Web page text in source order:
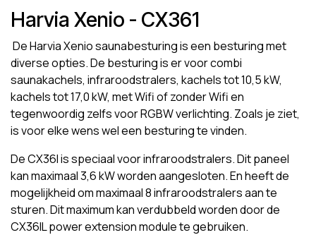
Harvia Xenio - CX361
De Harvia Xenio saunabesturing is een besturing met
diverse opties. De besturing is er voor combi
saunakachels, infraroodstralers, kachels tot 10,5 kW,
kachels tot 17,0 kW, met Wifi of zonder Wifi en
tegenwoordig zelfs voor RGBW verlichting. Zoals je ziet,
is voor elke wens wel een besturing te vinden.
De CX36I is speciaal voor infraroodstralers. Dit paneel
kan maximaal 3,6 kW worden aangesloten. En heeft de
mogelijkheid om maximaal 8 infraroodstralers aan te
sturen. Dit maximum kan verdubbeld worden door de
CX36IL power extension module te gebruiken.